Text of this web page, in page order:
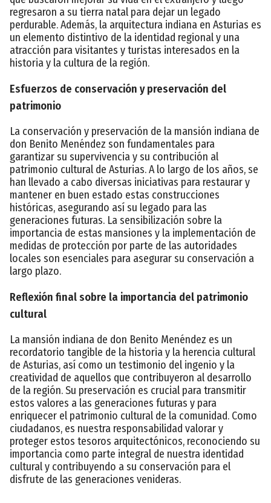
regresaron a su tierra natal para dejar un legado
perdurable. Además, la arquitectura indiana en Asturias es
un elemento distintivo de la identidad regional y una
atracción para visitantes y turistas interesados en la
historia y la cultura de la región.
Esfuerzos de conservación y preservación del
patrimonio
La conservación y preservación de la mansión indiana de
don Benito Menéndez son fundamentales para
garantizar su supervivencia y su contribución al
patrimonio cultural de Asturias. A lo largo de los años, se
han llevado a cabo diversas iniciativas para restaurar y
mantener en buen estado estas construcciones
históricas, asegurando así su legado para las
generaciones futuras. La sensibilización sobre la
importancia de estas mansiones y la implementación de
medidas de protección por parte de las autoridades
locales son esenciales para asegurar su conservación a
largo plazo.
Reflexión final sobre la importancia del patrimonio
cultural
La mansión indiana de don Benito Menéndez es un
recordatorio tangible de la historia y la herencia cultural
de Asturias, así como un testimonio del ingenio y la
creatividad de aquellos que contribuyeron al desarrollo
de la región. Su preservación es crucial para transmitir
estos valores a las generaciones futuras y para
enriquecer el patrimonio cultural de la comunidad. Como
ciudadanos, es nuestra responsabilidad valorar y
proteger estos tesoros arquitectónicos, reconociendo su
importancia como parte integral de nuestra identidad
cultural y contribuyendo a su conservación para el
disfrute de las generaciones venideras.